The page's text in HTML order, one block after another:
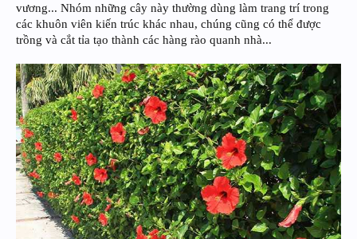
vương... Nhóm những cây này thường dùng làm trang trí trong
các khuôn viên kiến trúc khác nhau, chúng cũng có thể được
trồng và cắt tỉa tạo thành các hàng rào quanh nhà...